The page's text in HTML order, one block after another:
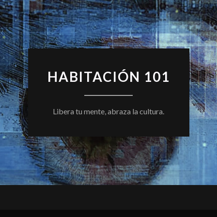
HABITACIÓN 101
Libera tu mente, abraza la cultura.